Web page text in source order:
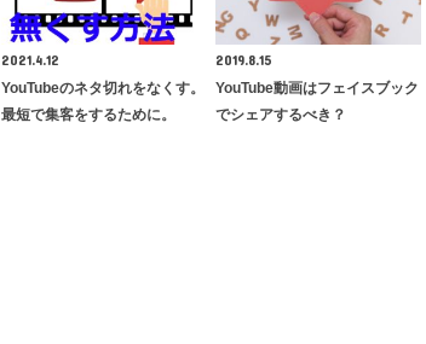
2021.4.12
YouTubeのネタ切れをなくす。
最短で集客をするために。
2019.8.15
YouTube動画はフェイスブック
でシェアするべき？